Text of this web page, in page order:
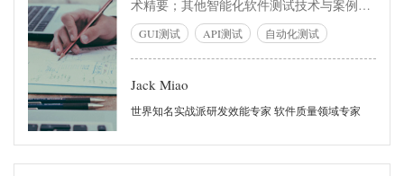
术精要；其他智能化软件测试技术与案例；
智能化测试时代的“测试中台“建设与实践；
业界前沿测试管理经验。
GUI测试 API测试 自动化测试
Jack Miao
世界知名实战派研发效能专家 软件质量领域专家